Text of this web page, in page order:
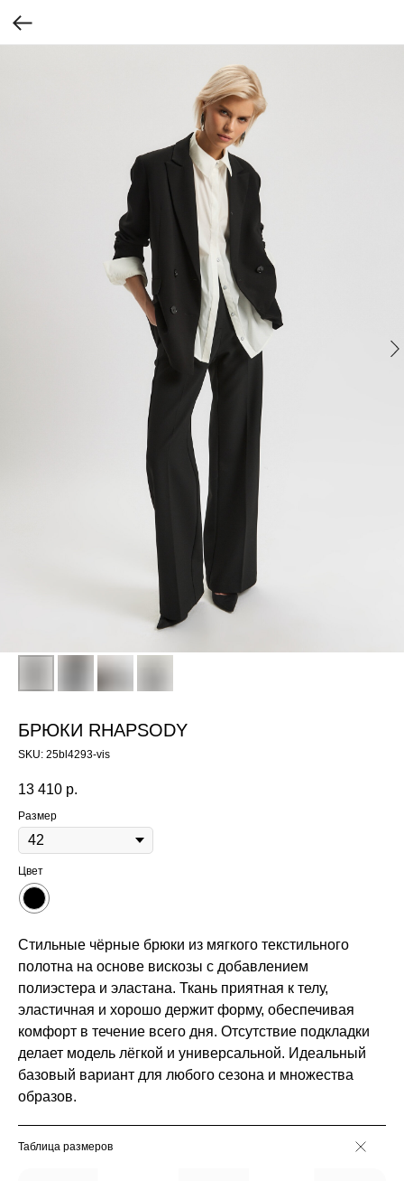
БРЮКИ RHAPSODY
SKU: 25bl4293-vis
13 410 р.
Размер
Цвет
Стильные чёрные брюки из мягкого текстильного
полотна на основе вискозы с добавлением
полиэстера и эластана. Ткань приятная к телу,
эластичная и хорошо держит форму, обеспечивая
комфорт в течение всего дня. Отсутствие подкладки
делает модель лёгкой и универсальной. Идеальный
базовый вариант для любого сезона и множества
образов.
Таблица размеров